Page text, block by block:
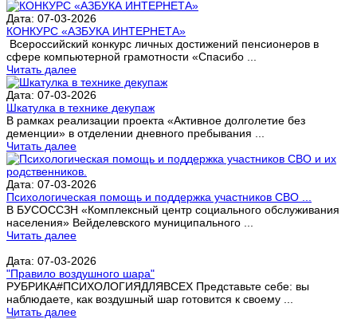
Дата: 07-03-2026
КОНКУРС «АЗБУКА ИНТЕРНЕТА»
Всероссийский конкурс личных достижений пенсионеров в
сфере компьютерной грамотности «Спасибо ...
Читать далее
Дата: 07-03-2026
Шкатулка в технике декупаж
В рамках реализации проекта «Активное долголетие без
деменции» в отделении дневного пребывания ...
Читать далее
Дата: 07-03-2026
Психологическая помощь и поддержка участников СВО ...
В БУСОССЗН «Комплексный центр социального обслуживания
населения» Вейделевского муниципального ...
Читать далее
Дата: 07-03-2026
"Правило воздушного шара"
РУБРИКА#ПСИХОЛОГИЯДЛЯВСЕХ Представьте себе: вы
наблюдаете, как воздушный шар готовится к своему ...
Читать далее